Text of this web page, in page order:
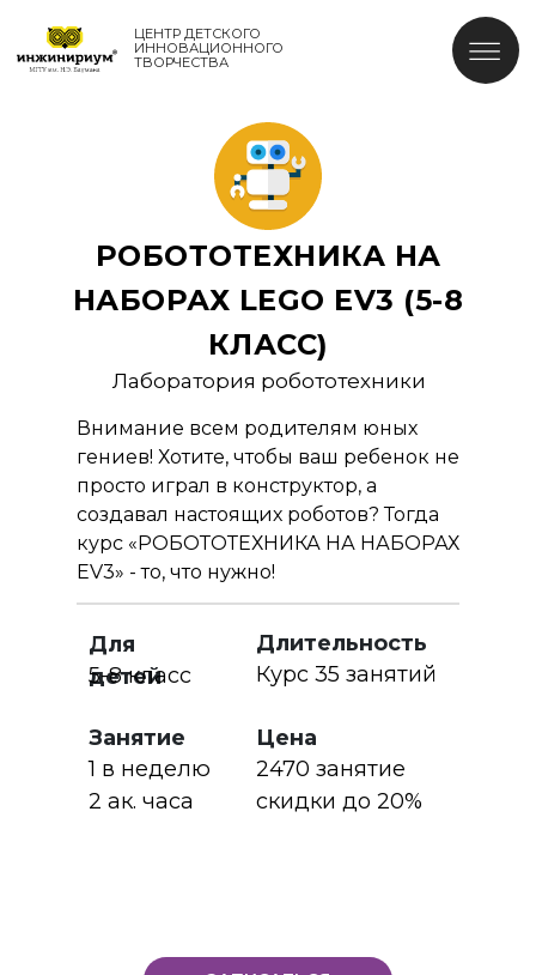
ИННОВАЦИОННОГО
ТВОРЧЕСТВА
РОБОТОТЕХНИКА НА
НАБОРАХ LEGO EV3 (5-8
КЛАСС)
Лаборатория робототехники
Внимание всем родителям юных
гениев! Хотите, чтобы ваш ребенок не
просто играл в конструктор, а
создавал настоящих роботов? Тогда
курс «РОБОТОТЕХНИКА НА НАБОРАХ
EV3» - то, что нужно!
Для
детей
5-8 класс
Длительность
Курс 35 занятий
Занятие
1 в неделю
2 ак. часа
Цена
2470 занятие
скидки до 20%